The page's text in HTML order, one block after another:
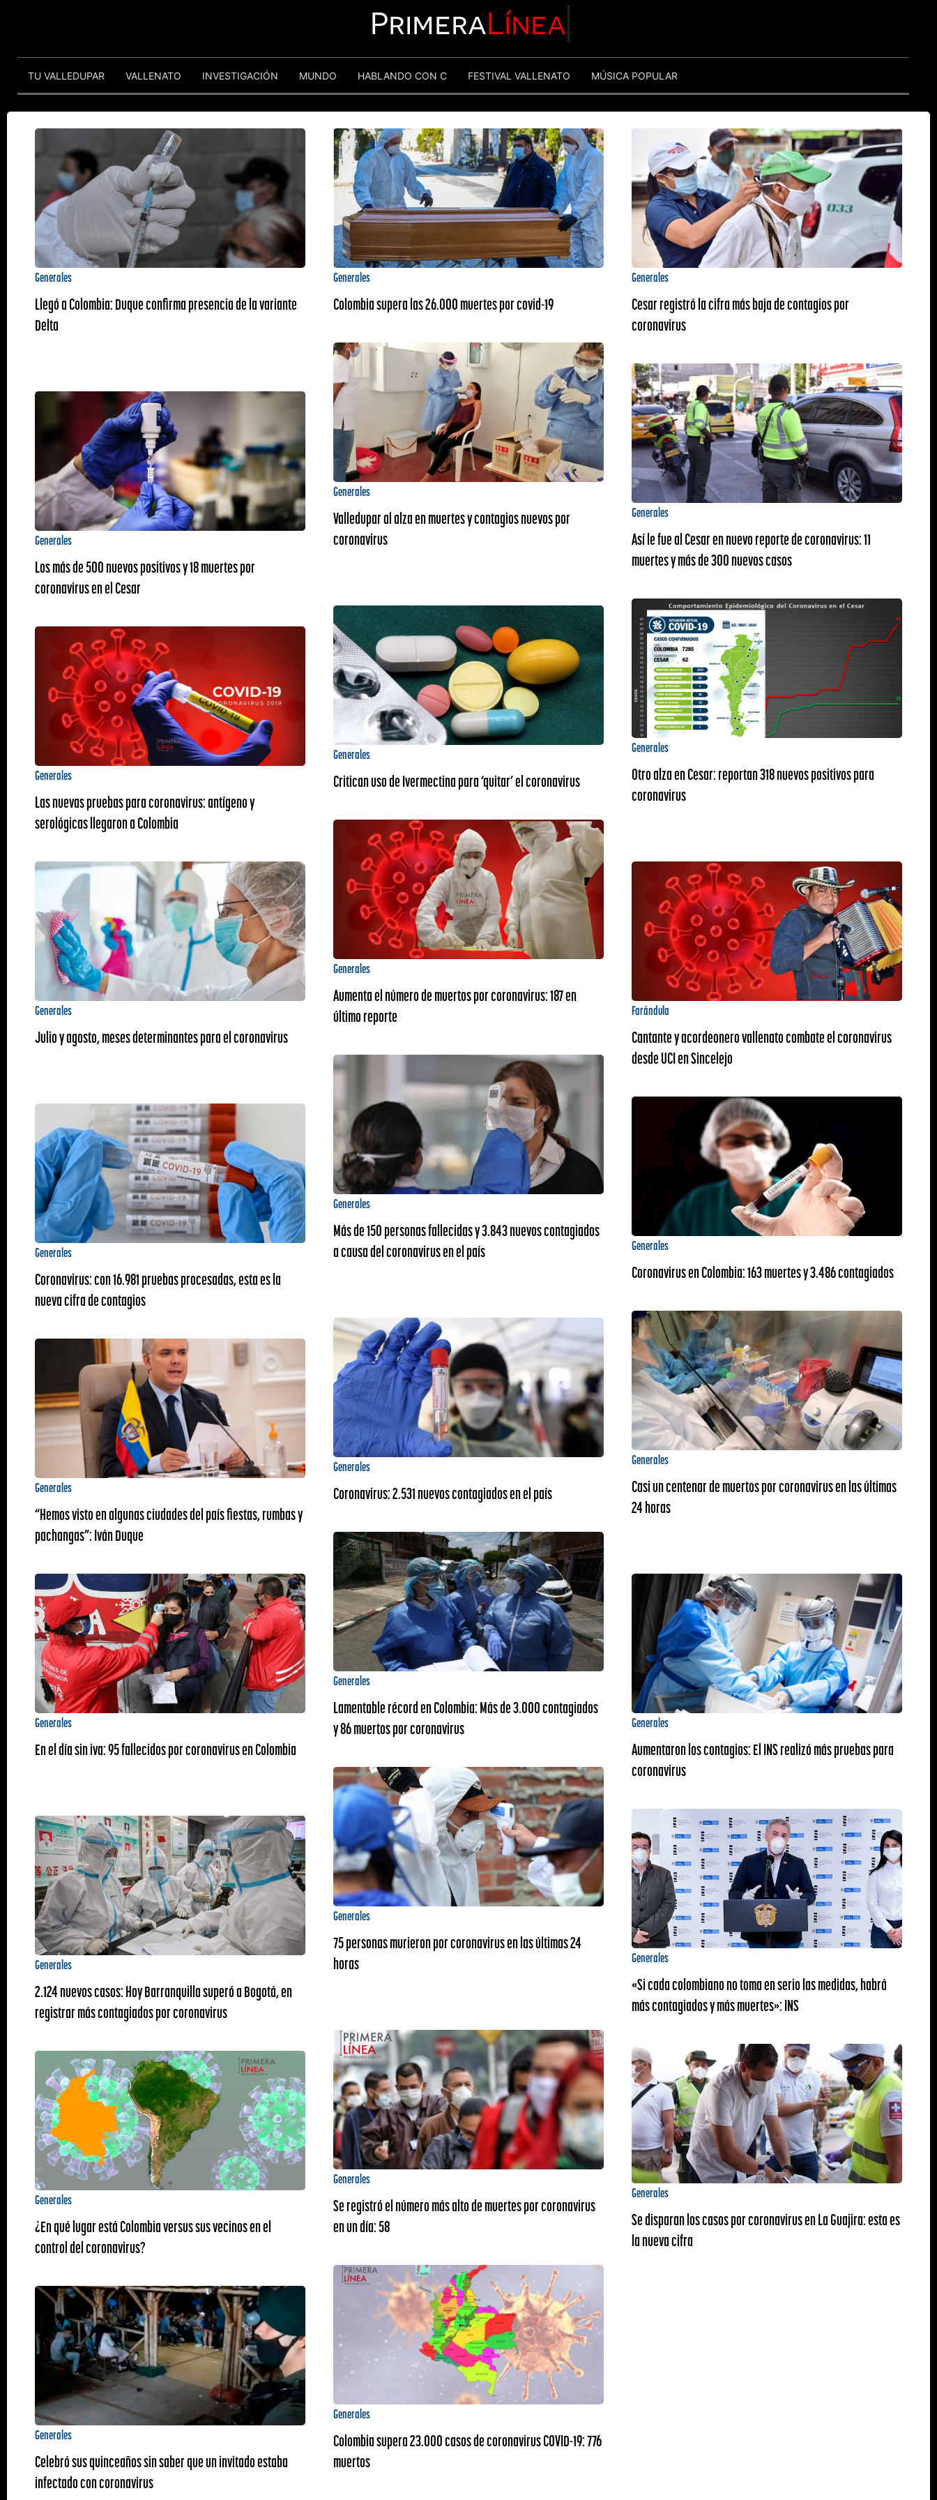
PrimeraLínea
TU VALLEDUPAR VALLENATO INVESTIGACIÓN MUNDO HABLANDO CON C FESTIVAL VALLENATO MÚSICA POPULAR
Generales
Llegó a Colombia: Duque confirma presencia de la variante
Delta
Generales
Colombia supera las 26.000 muertes por covid-19
Generales
Cesar registró la cifra más baja de contagios por
coronavirus
Generales
Valledupar al alza en muertes y contagios nuevos por
coronavirus
Generales
Así le fue al Cesar en nuevo reporte de coronavirus: 11
muertes y más de 300 nuevos casos
Generales
Los más de 500 nuevos positivos y 18 muertes por
coronavirus en el Cesar
Generales
Otro alza en Cesar: reportan 318 nuevos positivos para
coronavirus
Generales
Las nuevas pruebas para coronavirus: antígeno y
serológicas llegaron a Colombia
Generales
Critican uso de Ivermectina para ‘quitar’ el coronavirus
Generales
Julio y agosto, meses determinantes para el coronavirus
Generales
Aumenta el número de muertos por coronavirus: 187 en
último reporte
Farándula
Cantante y acordeonero vallenato combate el coronavirus
desde UCI en Sincelejo
Generales
Más de 150 personas fallecidas y 3.843 nuevos contagiados
a causa del coronavirus en el país
Generales
Coronavirus en Colombia: 163 muertes y 3.486 contagiados
Generales
Coronavirus: con 16.981 pruebas procesadas, esta es la
nueva cifra de contagios
Generales
Casi un centenar de muertos por coronavirus en las últimas
24 horas
Generales
“Hemos visto en algunas ciudades del país fiestas, rumbas y
pachangas”: Iván Duque
Generales
Coronavirus: 2.531 nuevos contagiados en el país
Generales
En el día sin iva: 95 fallecidos por coronavirus en Colombia
Generales
Lamentable récord en Colombia: Más de 3.000 contagiados
y 86 muertos por coronavirus
Generales
Aumentaron los contagios: El INS realizó más pruebas para
coronavirus
Generales
75 personas murieron por coronavirus en las últimas 24
horas
Generales
«Si cada colombiano no toma en serio las medidas, habrá
más contagiados y más muertes»: INS
Generales
2.124 nuevos casos: Hoy Barranquilla superó a Bogotá, en
registrar más contagiados por coronavirus
Generales
Se disparan los casos por coronavirus en La Guajira: esta es
la nueva cifra
Generales
¿En qué lugar está Colombia versus sus vecinos en el
control del coronavirus?
Generales
Se registró el número más alto de muertes por coronavirus
en un día: 58
Generales
Celebró sus quinceaños sin saber que un invitado estaba
infectado con coronavirus
Generales
Colombia supera 23.000 casos de coronavirus COVID-19: 776
muertos